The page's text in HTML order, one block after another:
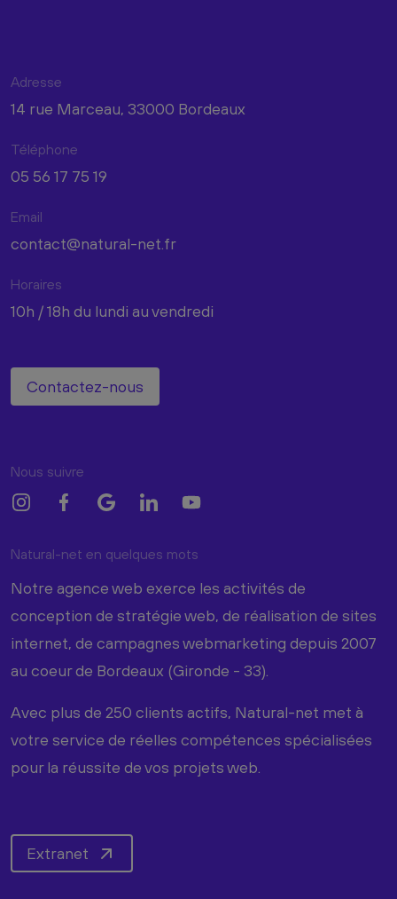
Adresse
14 rue Marceau, 33000 Bordeaux
Téléphone
05 56 17 75 19
Email
contact@natural-net.fr
Horaires
10h / 18h du lundi au vendredi
Contactez-nous
Nous suivre
Natural-net en quelques mots
Notre agence web exerce les activités de
conception de stratégie web, de réalisation de sites
internet, de campagnes webmarketing depuis 2007
au coeur de Bordeaux (Gironde - 33).
Avec plus de 250 clients actifs, Natural-net met à
votre service de réelles compétences spécialisées
pour la réussite de vos projets web.
Extranet